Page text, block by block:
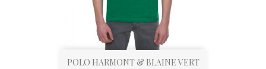
POLO HARMONT & BLAINE VERT